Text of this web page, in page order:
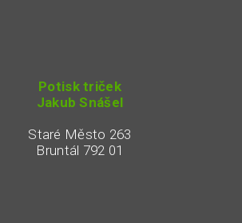
Potisk triček
Jakub Snášel
Staré Město 263
Bruntál 792 01